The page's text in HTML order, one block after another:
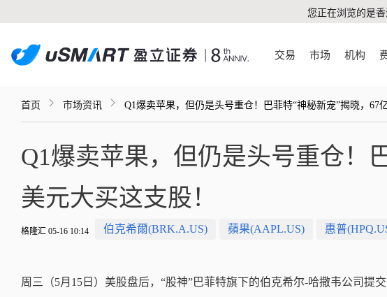
您正在浏览的是
交易 市场 机构
首页 市场资讯 Q1爆卖苹果，但仍是头号重仓！巴菲特“神秘新宠”揭晓，67
Q1爆卖苹果，但仍是头号重仓！
美元大买这支股！
格隆汇 05-16 10:14 伯克希爾(BRK.A.US) 蘋果(AAPL.US) 惠普
周三（5月15日）美股盘后， “股神”巴菲特旗下的伯克希尔-哈撒韦公司提